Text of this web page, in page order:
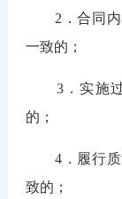
2．合同内
一致的；
3．实施过
的；
4．履行质
致的；